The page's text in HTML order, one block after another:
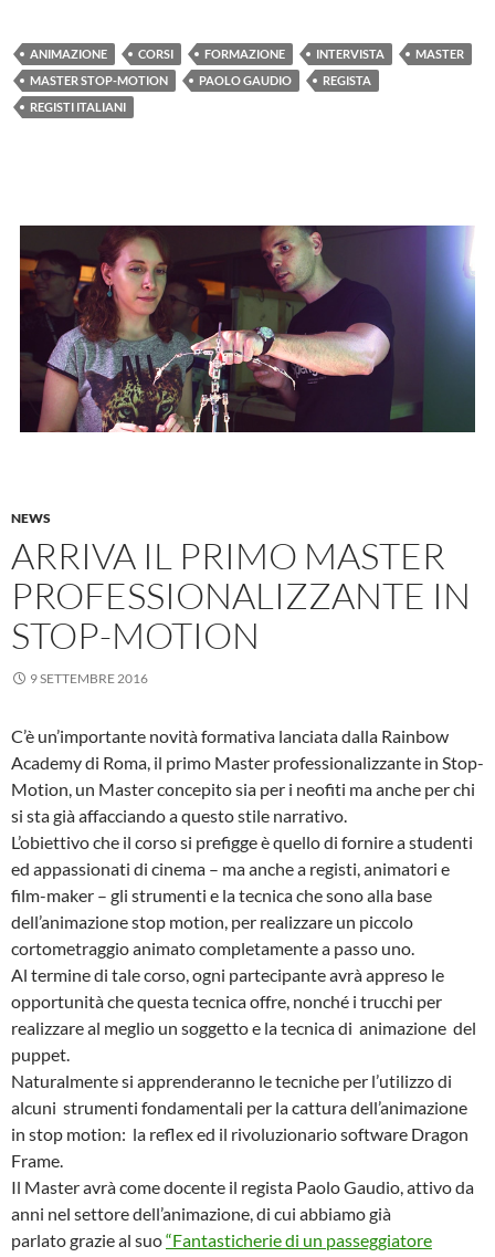
ANIMAZIONE CORSI FORMAZIONE INTERVISTA
MASTER
MASTER STOP-MOTION
PAOLO GAUDIO
REGISTA
REGISTI ITALIANI
NEWS
ARRIVA IL PRIMO MASTER
PROFESSIONALIZZANTE IN
STOP-MOTION
9 SETTEMBRE 2016
C’è un’importante novità formativa lanciata dalla Rainbow
Academy di Roma, il primo Master professionalizzante in Stop-
Motion, un Master concepito sia per i neofiti ma anche per chi
si sta già affacciando a questo stile narrativo.
L’obiettivo che il corso si prefigge è quello di fornire a studenti
ed appassionati di cinema – ma anche a registi, animatori e
film-maker – gli strumenti e la tecnica che sono alla base
dell’animazione stop motion, per realizzare un piccolo
cortometraggio animato completamente a passo uno.
Al termine di tale corso, ogni partecipante avrà appreso le
opportunità che questa tecnica offre, nonché i trucchi per
realizzare al meglio un soggetto e la tecnica di animazione del
puppet.
Naturalmente si apprenderanno le tecniche per l’utilizzo di
alcuni strumenti fondamentali per la cattura dell’animazione
in stop motion: la reflex ed il rivoluzionario software Dragon
Frame.
Il Master avrà come docente il regista Paolo Gaudio, attivo da
anni nel settore dell’animazione, di cui abbiamo già
parlato grazie al suo“Fantasticherie di un passeggiatore